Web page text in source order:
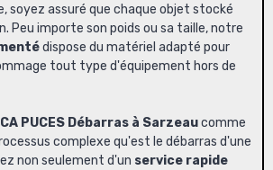
, soyez assuré que chaque objet stocké
Peu importe son poids ou sa taille, notre
dispose du matériel adapté pour
tout type d'équipement hors de
PUCES Débarras à Sarzeaucomme
complexe qu'est le débarras d'une
non seulement d'un service rapide